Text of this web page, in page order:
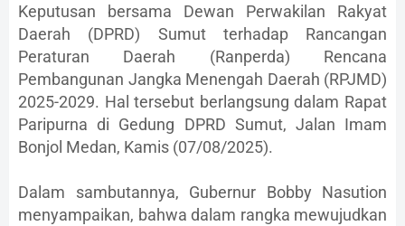
Keputusan bersama Dewan Perwakilan Rakyat
Daerah (DPRD) Sumut terhadap Rancangan
Peraturan Daerah (Ranperda) Rencana
Pembangunan Jangka Menengah Daerah (RPJMD)
2025-2029. Hal tersebut berlangsung dalam Rapat
Paripurna di Gedung DPRD Sumut, Jalan Imam
Bonjol Medan, Kamis (07/08/2025).
Dalam sambutannya, Gubernur Bobby Nasution
menyampaikan, bahwa dalam rangka mewujudkan